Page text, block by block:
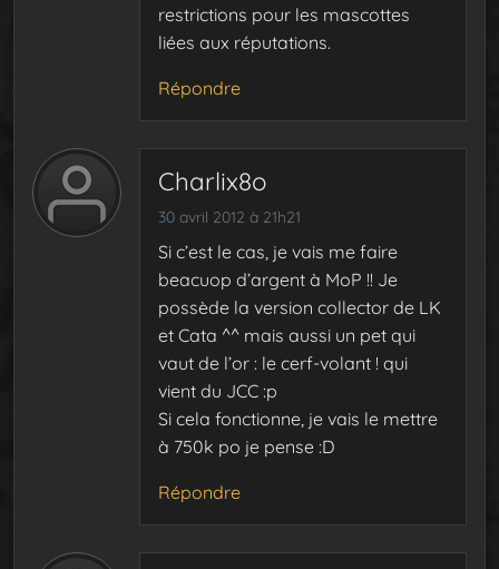
restrictions pour les mascottes
liées aux réputations.
Répondre
Charlix8o
30 avril 2012 à 21h21
Si c’est le cas, je vais me faire
beacuop d’argent à MoP !! Je
possède la version collector de LK
et Cata ^^ mais aussi un pet qui
vaut de l’or : le cerf-volant ! qui
vient du JCC :p
Si cela fonctionne, je vais le mettre
à 750k po je pense :D
Répondre